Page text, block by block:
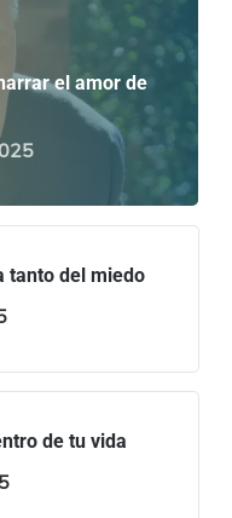
el amor de
tanto del miedo
de tu vida